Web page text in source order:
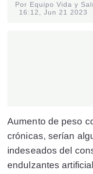
Por Equipo Vida y
16:12, Jun 21 2023
Aumento de peso
crónicas, serían
indeseados del
endulzantes